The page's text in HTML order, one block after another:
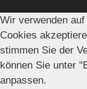
Wir verwenden
Cookies
stimmen Sie der
können Sie unter
anpassen.